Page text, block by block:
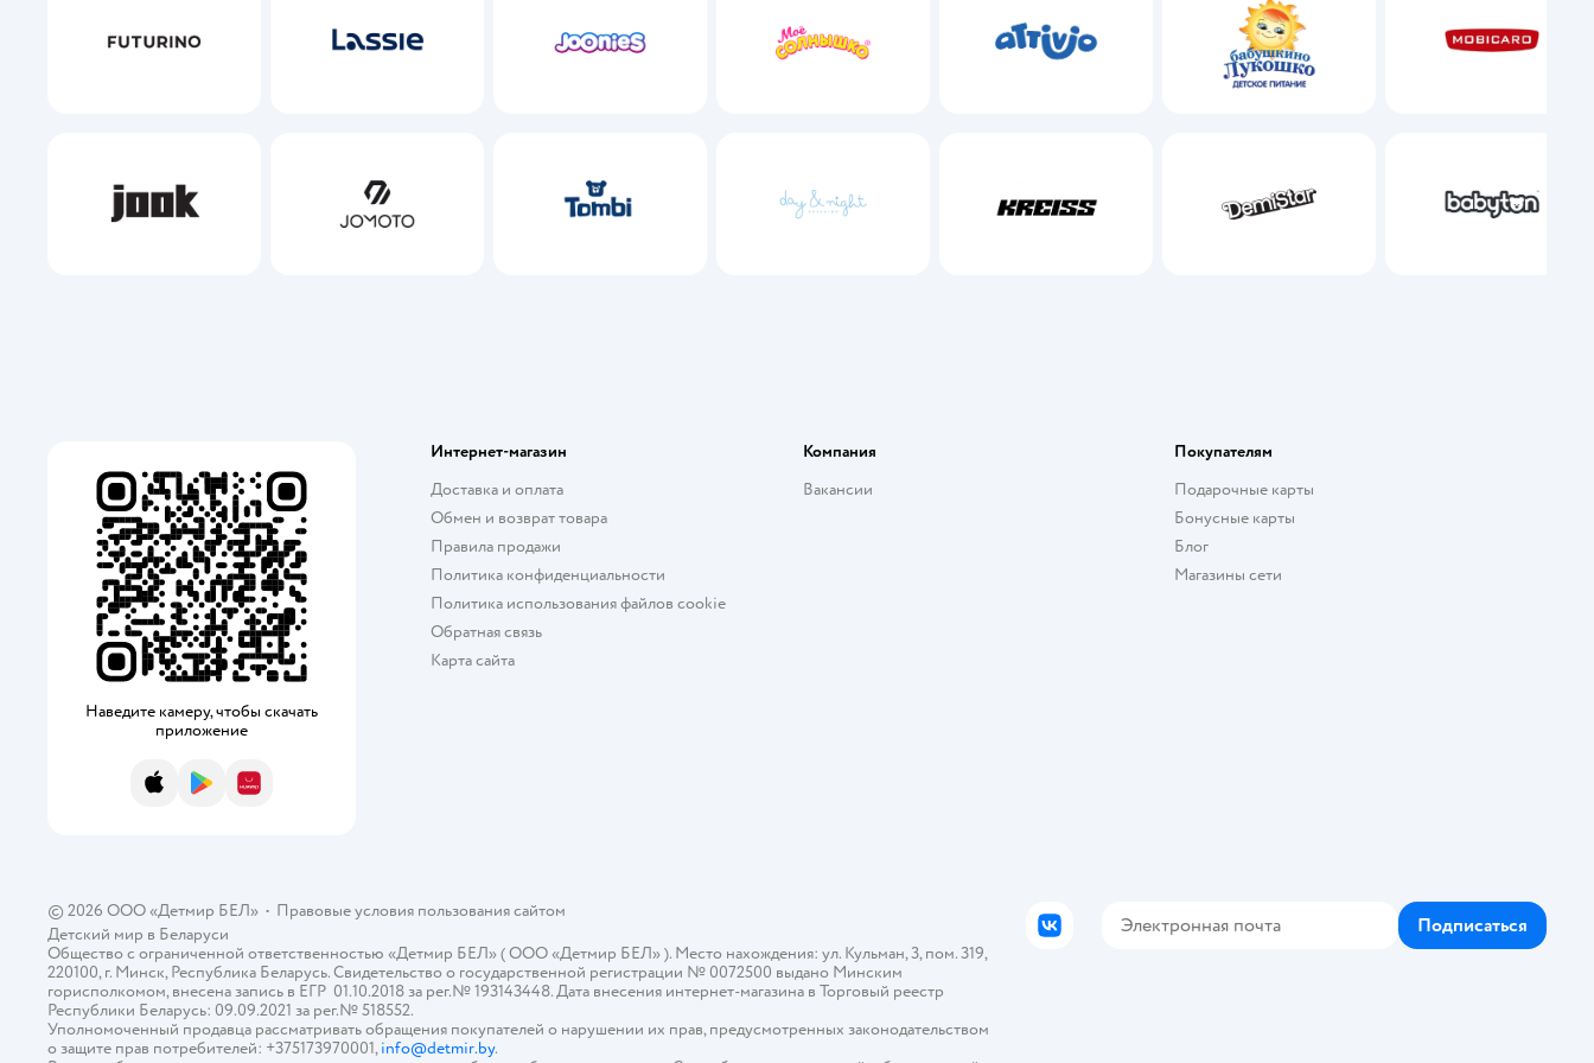
Наведите камеру, чтобы скачать
приложение
App StoreGoogle PlayAppGallery
Интернет-магазин
Доставка и оплата
Обмен и возврат товара
Правила продажи
Политика конфиденциальности
Политика использования файлов cookie
Обратная связь
Карта сайта
Компания
Вакансии
Покупателям
Подарочные карты
Бонусные карты
Блог
Магазины сети
© 2026 ООО «Детмир БЕЛ» • Правовые условия пользования сайтом
Детский мир в Беларуси
Общество с ограниченной ответственностью «Детмир БЕЛ» ( ООО «Детмир БЕЛ» ). Место нахождения: ул. Кульман, 3, пом. 319,
220100, г. Минск, Республика Беларусь. Свидетельство о государственной регистрации № 0072500 выдано Минским
горисполкомом, внесена запись в ЕГР 01.10.2018 за рег.№ 193143448. Дата внесения интернет-магазина в Торговый реестр
Республики Беларусь: 09.09.2021 за рег.№ 518552.
Уполномоченный продавца рассматривать обращения покупателей о нарушении их прав, предусмотренных законодательством
о защите прав потребителей: +375173970001,info@detmir.by.
ВКонтакте Подписаться